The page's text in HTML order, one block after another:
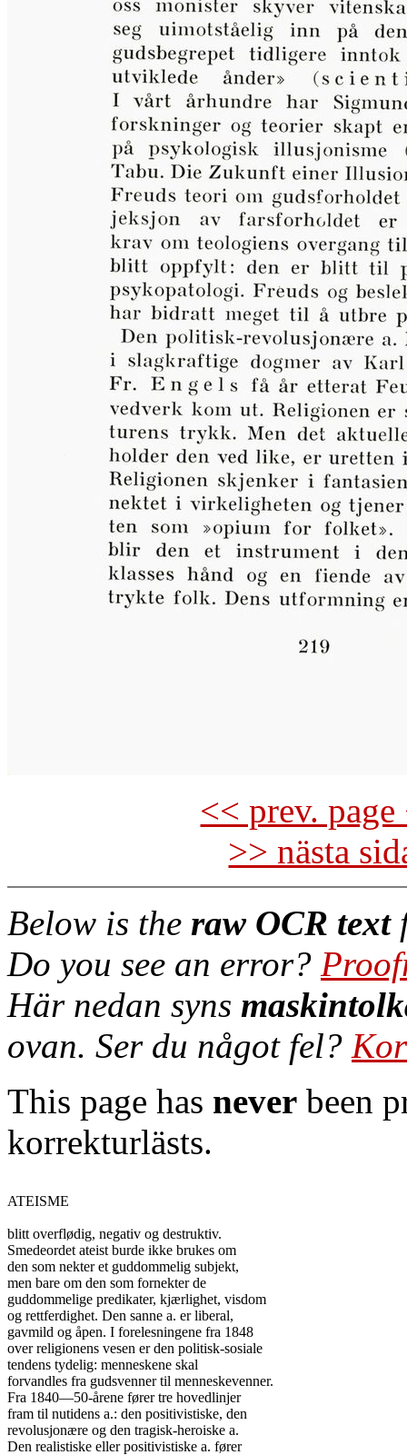
<< prev.
>> nästa
Below is the raw OCR text
Do you see an error?
Här nedan syns
ovan. Ser du något fel?
This page has never been
korrekturlästs.
ATEISME
blitt overflødig, negativ og destruktiv.
Smedeordet ateist burde ikke brukes om
den som nekter et guddommelig subjekt,
men bare om den som fornekter de
guddommelige predikater, kjærlighet, visdom
og rettferdighet. Den sanne a. er liberal,
gavmild og åpen. I forelesningene fra 1848
over religionens vesen er den politisk-sosiale
tendens tydelig: menneskene skal
forvandles fra gudsvenner til menneskevenner.
Fra 1840—50-årene fører tre hovedlinjer
fram til nutidens a.: den positivistiske, den
revolusjonære og den tragisk-heroiske a.
Den realistiske eller positivistiske a. fører